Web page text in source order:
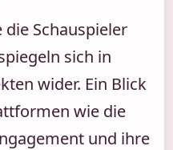
Schauspieler
sich in
wider. Ein Blick
wie die
und ihre